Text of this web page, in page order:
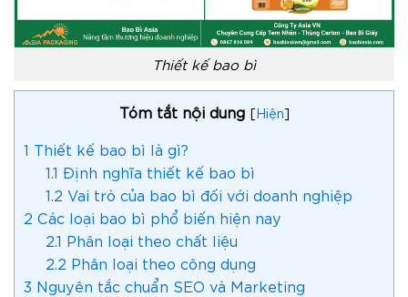
Thiết kế bao bì
Tóm tắt nội dung [Hiện]
1 Thiết kế bao bì là gì?
1.1 Định nghĩa thiết kế bao bì
1.2 Vai trò của bao bì đối với doanh nghiệp
2 Các loại bao bì phổ biến hiện nay
2.1 Phân loại theo chất liệu
2.2 Phân loại theo công dụng
3 Nguyên tắc chuẩn SEO và Marketing